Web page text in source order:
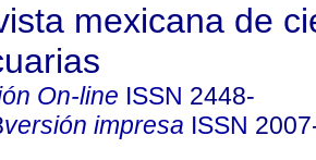
mexicana de
On-line ISSN 2448-
versión impresa ISSN